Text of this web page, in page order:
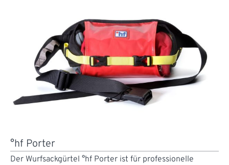
°hf Porter
Der Wurfsackgürtel °hf Porter ist für professionelle